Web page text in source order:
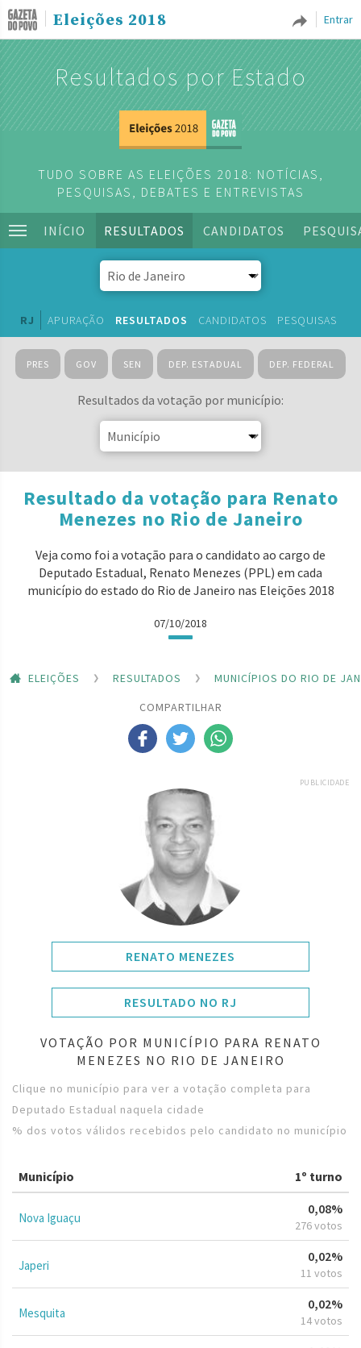
Entrar
Eleições 2018
Resultados por Estado
TUDO SOBRE AS ELEIÇÕES 2018: NOTÍCIAS,
PESQUISAS, DEBATES E ENTREVISTAS
INÍCIO RESULTADOS CANDIDATOS
RJ APURAÇÃO RESULTADOS CANDIDATOS PESQUISAS
PRES GOV SEN DEP. ESTADUAL DEP. FEDERAL
Resultados da votação por município:
Resultado da votação para Renato
Menezes no Rio de Janeiro
Veja como foi a votação para o candidato ao cargo de
Deputado Estadual, Renato Menezes (PPL) em cada
município do estado do Rio de Janeiro nas Eleições 2018
07/10/2018
ELEIÇÕES RESULTADOS
MUNICÍPIOS DO RIO DE
COMPARTILHAR
PUBLICIDADE
RENATO MENEZES
RESULTADO NO RJ
VOTAÇÃO POR MUNICÍPIO PARA RENATO
MENEZES NO RIO DE JANEIRO
Clique no município para ver a votação completa para
Deputado Estadual naquela cidade
% dos votos válidos recebidos pelo candidato no município
Município 1º turno
Nova Iguaçu
0,08%
276 votos
Japeri
0,02%
11 votos
Mesquita
0,02%
14 votos